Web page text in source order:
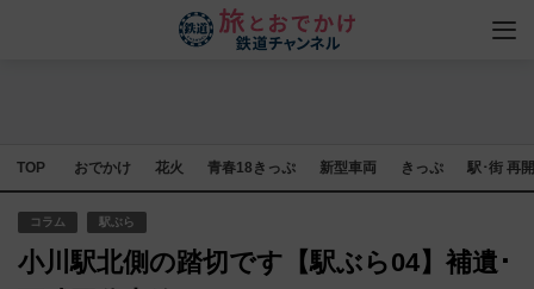
TOP おでかけ 花火 青春18きっぷ 新型車両 きっぷ 駅･街 再
コラム 駅ぶら
小川駅北側の踏切です【駅ぶら04】補遺･